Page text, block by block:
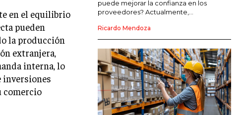
EXPANSIÓN GLOBAL
ALIANZAS ESTRATÉGICAS
TECNOLOGIA
SOSTENIBILIDAD Y MEDIO AMBIENTE
GESTIÓN DE LA INNOVACIÓN
TECNOLÓGICA
en el equilibrio
pueden
la producción
extranjera,
interna, lo
inversiones
comercio
puede mejorar la confianza en los
proveedores? Actualmente,...
Ricardo Mendoza